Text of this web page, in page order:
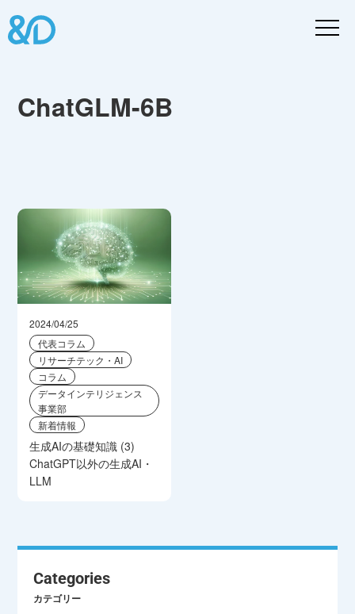
ChatGLM-6B
2024/04/25
代表コラム
リサーチテック・AI
コラム
データインテリジェンス
事業部
新着情報
生成AIの基礎知識 (3)
ChatGPT以外の生成AI・
LLM
Categories
カテゴリー